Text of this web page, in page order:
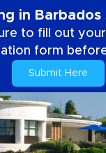
in Barbados
to fill out
form
Submit Here